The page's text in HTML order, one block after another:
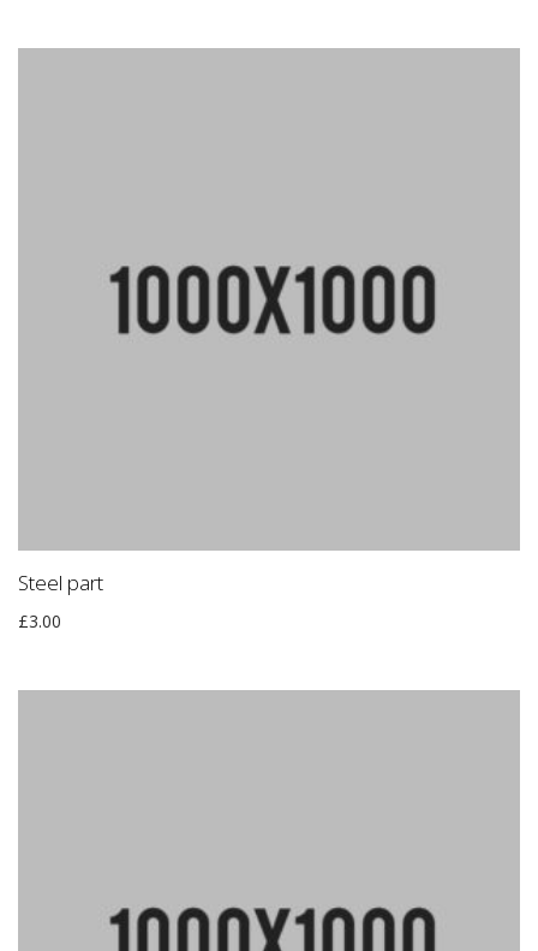
Steel part
£3.00